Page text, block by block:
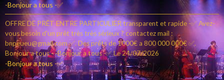
-Bonjour a tous -✅
OFFRE DE PRÊT ENTRE PARTICULIER transparent et rapide -✅ Avez-
vous besoin d'un prêt très très sérieux ? contactez mail :
bnpeueu@gmail.com ✅. Des prêts de 1000€ a 800 000 000€ ✅.
Bonjour a tous - -Bonjour a tous -✅Le 24/07/2026
-Bonjour a tous -✅